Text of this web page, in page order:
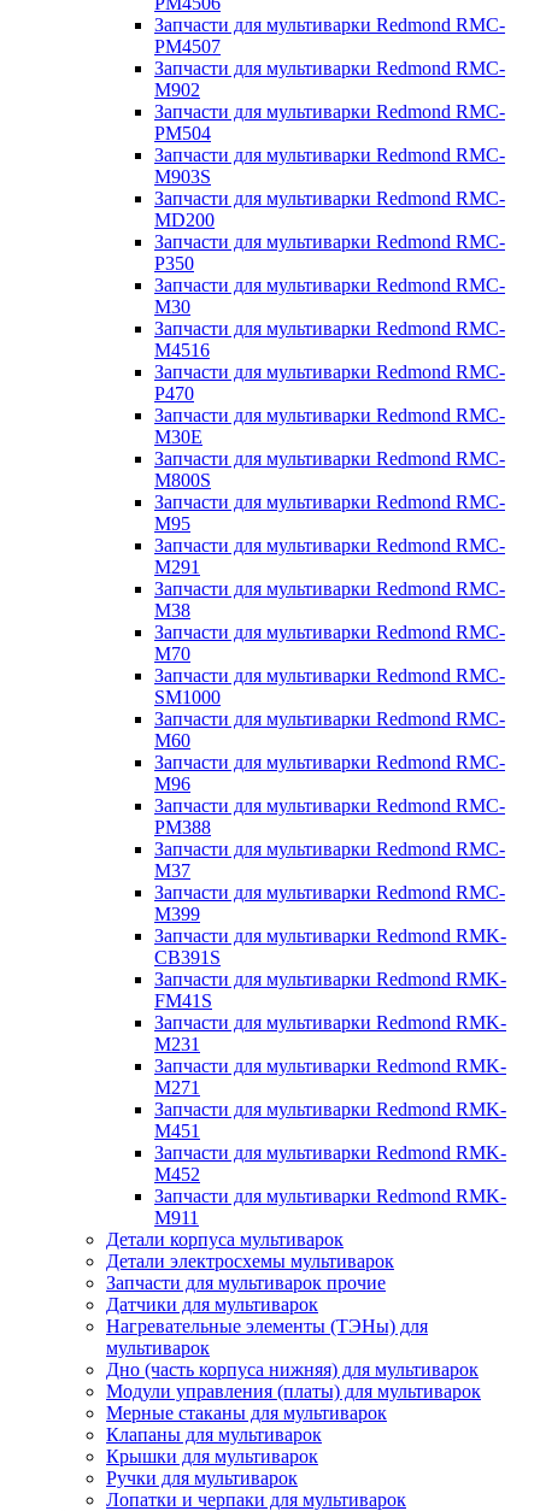
Запчасти для мультиварки Redmond RMC-
PM4507
Запчасти для мультиварки Redmond RMC-
M902
Запчасти для мультиварки Redmond RMC-
PM504
Запчасти для мультиварки Redmond RMC-
M903S
Запчасти для мультиварки Redmond RMC-
MD200
Запчасти для мультиварки Redmond RMC-
P350
Запчасти для мультиварки Redmond RMC-
M30
Запчасти для мультиварки Redmond RMC-
M4516
Запчасти для мультиварки Redmond RMC-
P470
Запчасти для мультиварки Redmond RMC-
M30E
Запчасти для мультиварки Redmond RMC-
M800S
Запчасти для мультиварки Redmond RMC-
M95
Запчасти для мультиварки Redmond RMC-
M291
Запчасти для мультиварки Redmond RMC-
M38
Запчасти для мультиварки Redmond RMC-
M70
Запчасти для мультиварки Redmond RMC-
SM1000
Запчасти для мультиварки Redmond RMC-
M60
Запчасти для мультиварки Redmond RMC-
M96
Запчасти для мультиварки Redmond RMC-
PM388
Запчасти для мультиварки Redmond RMC-
M37
Запчасти для мультиварки Redmond RMC-
M399
Запчасти для мультиварки Redmond RMK-
CB391S
Запчасти для мультиварки Redmond RMK-
FM41S
Запчасти для мультиварки Redmond RMK-
M231
Запчасти для мультиварки Redmond RMK-
M271
Запчасти для мультиварки Redmond RMK-
M451
Запчасти для мультиварки Redmond RMK-
M452
Запчасти для мультиварки Redmond RMK-
M911
Детали корпуса мультиварок
Детали электросхемы мультиварок
Запчасти для мультиварок прочие
Датчики для мультиварок
Нагревательные элементы (ТЭНы) для
мультиварок
Дно (часть корпуса нижняя) для мультиварок
Модули управления (платы) для мультиварок
Мерные стаканы для мультиварок
Клапаны для мультиварок
Крышки для мультиварок
Ручки для мультиварок
Лопатки и черпаки для мультиварок